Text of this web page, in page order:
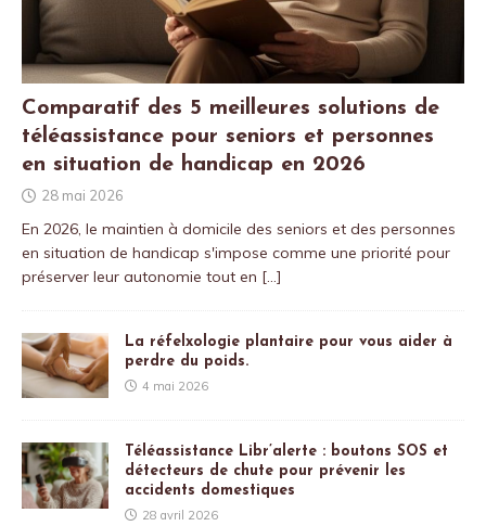
Comparatif des 5 meilleures solutions de
téléassistance pour seniors et personnes
en situation de handicap en 2026
28 mai 2026
En 2026, le maintien à domicile des seniors et des personnes
en situation de handicap s'impose comme une priorité pour
préserver leur autonomie tout en […]
La réfelxologie plantaire pour vous aider à
perdre du poids.
4 mai 2026
Téléassistance Libr’alerte : boutons SOS et
détecteurs de chute pour prévenir les
accidents domestiques
28 avril 2026